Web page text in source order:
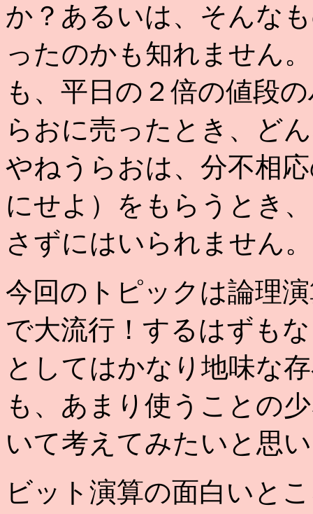
か？あるいは、そんな
ったのかも知れません
も、平日の２倍の値段
らおに売ったとき、ど
やねうらおは、分不相
にせよ）をもらうとき
さずにはいられません。
今回のトピックは論理
で大流行！するはずも
としてはかなり地味な
も、あまり使うことの
いて考えてみたいと思
ビット演算の面白いと